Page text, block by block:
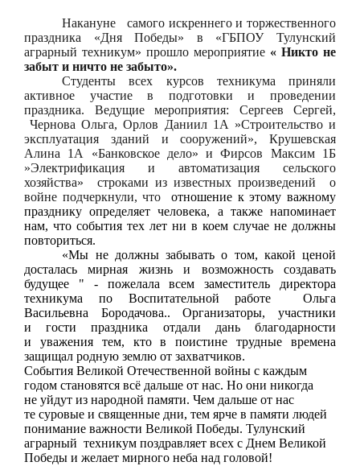
Накануне
самого искреннего и торжественного
праздника «Дня Победы» в «ГБПОУ Тулунский
аграрный техникум» прошло мероприятие « Никто не
забыт и ничто не забыто».
Студенты всех курсов техникума приняли
активное участие в подготовки и проведении
праздника. Ведущие мероприятия: Сергеев Сергей,
Чернова Ольга, Орлов Даниил 1А »Строительство и
эксплуатация зданий и сооружений», Крушевская
Алина 1А «Банковское дело» и Фирсов Максим 1Б
»Электрификация и автоматизация сельского
хозяйства»
строками из известных произведений
о
войне подчеркнули, что
отношение к этому важному
празднику определяет человека, а также напоминает
нам, что события тех лет ни в коем случае не должны
повториться.
«Мы не должны забывать о том, какой ценой
досталась мирная жизнь и возможность создавать
будущее " - пожелала всем заместитель директора
техникума по Воспитательной работе
Ольга
Васильевна Бородачова.. Организаторы, участники
и гости праздника отдали дань благодарности
и уважения тем, кто в поистине трудные времена
защищал родную землю от захватчиков.
События Великой Отечественной войны с каждым
годом становятся всё дальше от нас. Но они никогда
не уйдут из народной памяти. Чем дальше от нас
те суровые и священные дни, тем ярче в памяти людей
понимание важности Великой Победы. Тулунский
аграрный техникум поздравляет всех с Днем Великой
Победы и желает мирного неба над головой!